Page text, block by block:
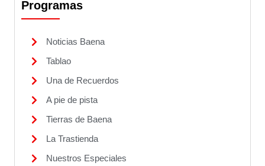
Programas
Noticias Baena
Tablao
Una de Recuerdos
A pie de pista
Tierras de Baena
La Trastienda
Nuestros Especiales